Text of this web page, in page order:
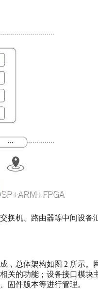
机、路由器等中间设
总体架构如图 2 所示
的功能；设备接口模
固件版本等进行管理。